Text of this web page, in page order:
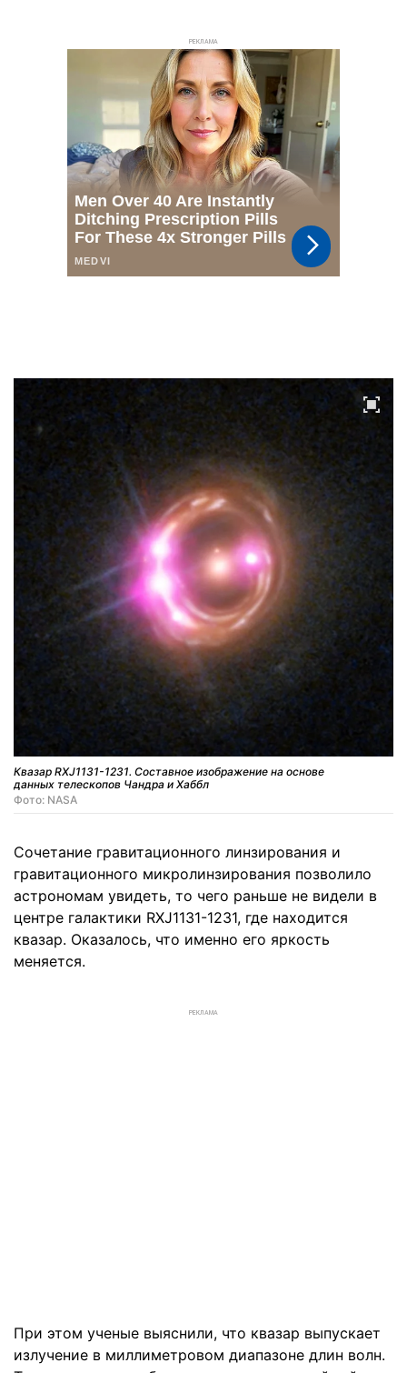
РЕКЛАМА
Квазар RXJ1131-1231. Составное изображение на основе
данных телескопов Чандра и Хаббл
Фото: NASA
Сочетание гравитационного линзирования и
гравитационного микролинзирования позволило
астрономам увидеть, то чего раньше не видели в
центре галактики RXJ1131-1231, где находится
квазар. Оказалось, что именно его яркость
меняется.
РЕКЛАМА
При этом ученые выяснили, что квазар выпускает
излучение в миллиметровом диапазоне длин волн.